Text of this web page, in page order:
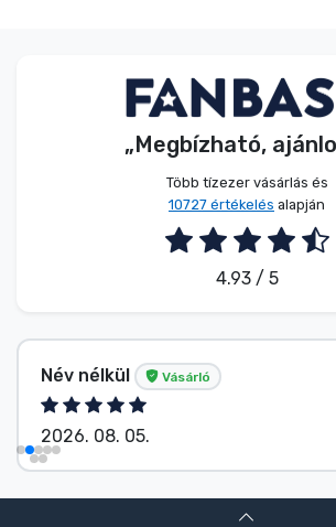
„Megbízható,
Több tízezer vásárlás és
10727 értékelés alapján
4.93 / 5
Név nélkül Vásárló
2026. 08. 05.
Terméktípusok